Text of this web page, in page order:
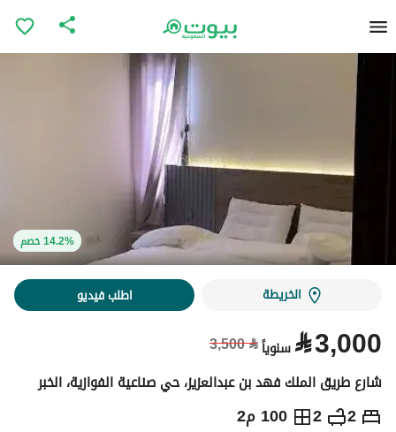
14.2% خصم
14.2% خصم
الخريطة اطلب فيديو
⃁3,000 سنوياً⃁
3,500
شارع طريق الملك فهد بن عبدالعزيز، حي صناعية الفوازية، الخبر
2
2 100 م2 ⃁
3,000سنوياً